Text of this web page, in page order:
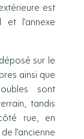
est
l’annexe
sur le
ainsi que
sont
tandis
rue, en
l’ancienne